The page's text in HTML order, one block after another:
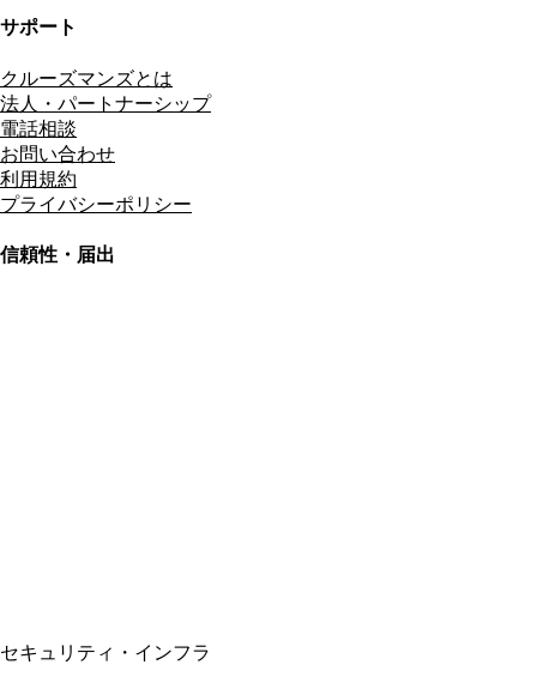
サポート
クルーズマンズとは
法人・パートナーシップ
電話相談
お問い合わせ
利用規約
プライバシーポリシー
信頼性・届出
セキュリティ・インフラ